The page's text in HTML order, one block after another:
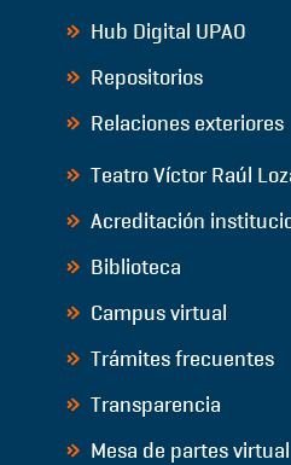
Hub Digital UPAO
Repositorios
Relaciones exteriores
Teatro Víctor Raúl
Acreditación
Biblioteca
Campus virtual
Trámites frecuentes
Transparencia
Mesa de partes virtual